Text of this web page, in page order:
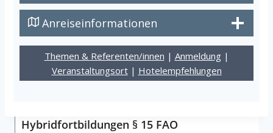
Anreiseinformationen
Themen & Referenten/innen | Anmeldung|
Veranstaltungsort| Hotelempfehlungen
Hybridfortbildungen § 15 FAO